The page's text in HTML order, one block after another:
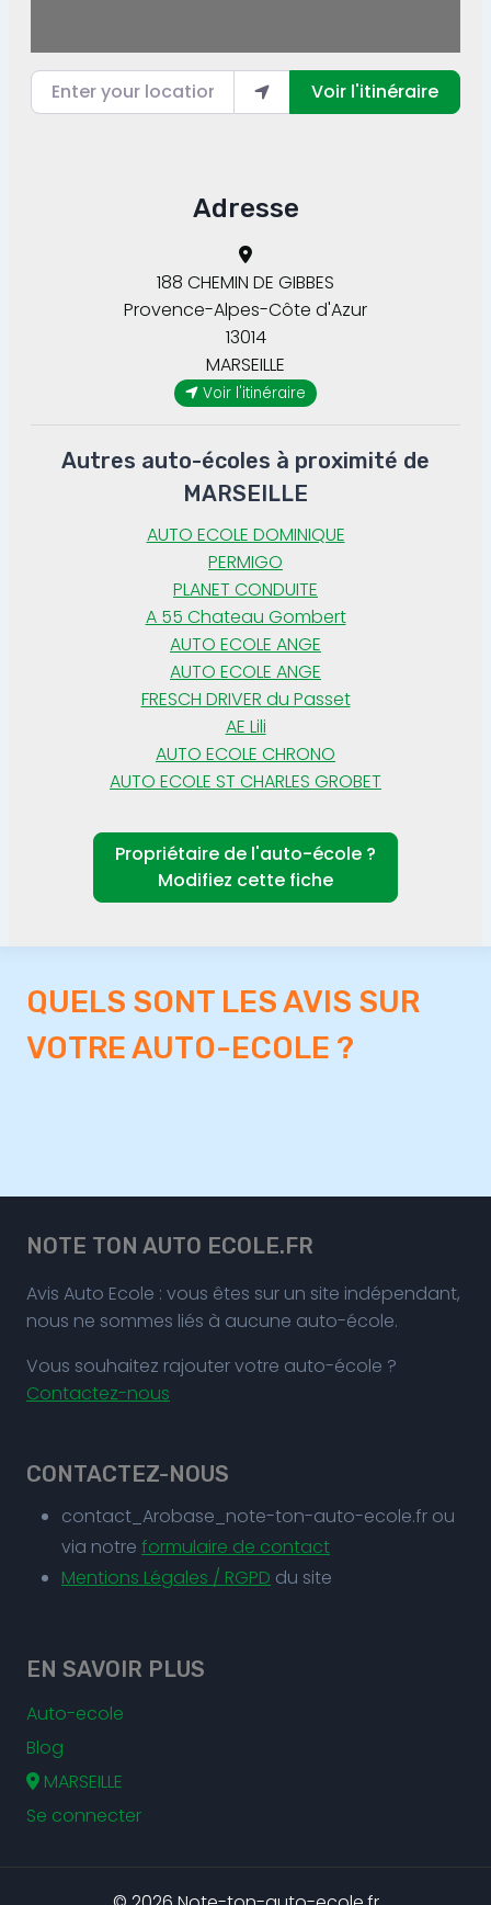
Enter your location
Voir l'itinéraire
Adresse
188 CHEMIN DE GIBBES
MARSEILLE
Provence-Alpes-Côte d'Azur
13014
Voir l'itinéraire
Autres auto-écoles à proximité de
MARSEILLE
AUTO ECOLE DOMINIQUE
PERMIGO
PLANET CONDUITE
A 55 Chateau Gombert
AUTO ECOLE ANGE
AUTO ECOLE ANGE
FRESCH DRIVER du Passet
AE Lili
AUTO ECOLE CHRONO
AUTO ECOLE ST CHARLES GROBET
Propriétaire de l'auto-école ?
Modifiez cette fiche
QUELS SONT LES AVIS SUR
VOTRE AUTO-ECOLE ?
NOTE TON AUTO ECOLE.FR
Avis Auto Ecole : vous êtes sur un site indépendant,
nous ne sommes liés à aucune auto-école.
Vous souhaitez rajouter votre auto-école ?
Contactez-nous
CONTACTEZ-NOUS
contact_Arobase_note-ton-auto-ecole.fr ou
via notre formulaire de contact
Mentions Légales / RGPD du site
EN SAVOIR PLUS
Auto-ecole
Blog
MARSEILLE
Se connecter